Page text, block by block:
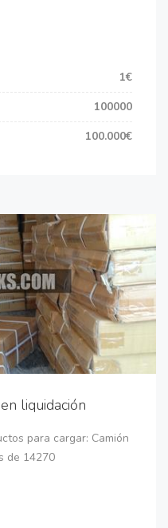
1€
100000
100.000€
liquidación
para cargar: Camión
de 14270